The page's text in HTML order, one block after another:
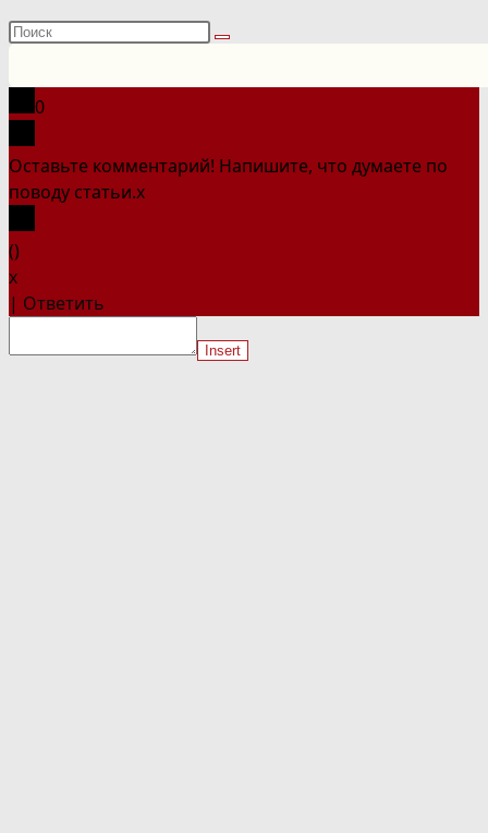
Поиск
сайте
0
Оставьте комментарий! Напишите, что думаете по
поводу статьи.x
()
x
| Ответить
Insert